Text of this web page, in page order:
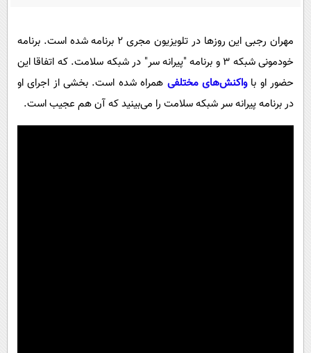
حوادث
محیط زیست
سلامت
آشپزی
مهران رجبی این روزها در تلویزیون مجری 2 برنامه شده است. برنامه
خودمونی شبکه 3 و برنامه "پیرانه سر" در شبکه سلامت. که اتفاقا این
حضور او باواکنش‌های مختلفی همراه شده است. بخشی از اجرای او
در برنامه پیرانه سر شبکه سلامت را می‌بینید که آن هم عجیب است.